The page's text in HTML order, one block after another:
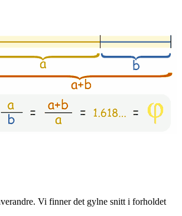
Vi finner det gylne snitt i forholdet